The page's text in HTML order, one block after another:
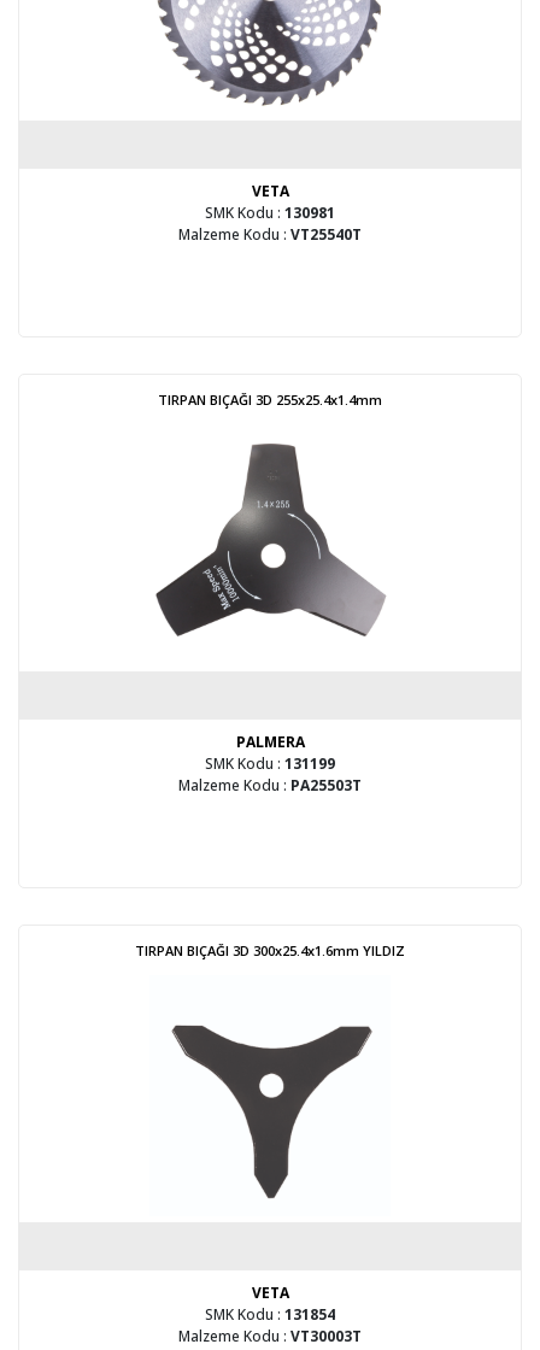
VETA
SMK Kodu : 130981
Malzeme Kodu : VT25540T
TIRPAN BIÇAĞI 3D 255x25.4x1.4mm
PALMERA
SMK Kodu : 131199
Malzeme Kodu : PA25503T
TIRPAN BIÇAĞI 3D 300x25.4x1.6mm YILDIZ
VETA
SMK Kodu : 131854
Malzeme Kodu : VT30003T